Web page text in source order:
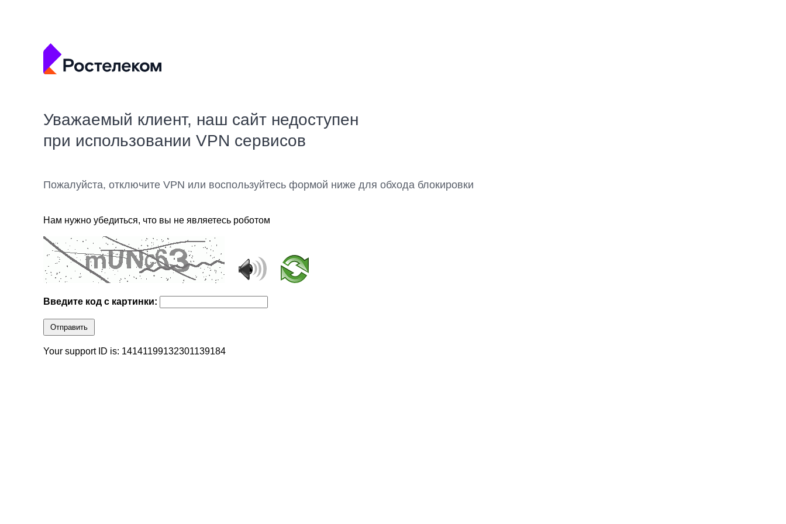
Уважаемый клиент, наш сайт недоступен
при использовании VPN сервисов
Пожалуйста, отключите VPN или воспользуйтесь формой ниже для обхода блокировки
Нам нужно убедиться, что вы не являетесь роботом
Введите код с картинки:
Отправить
Your support ID is: 14141199132301139184